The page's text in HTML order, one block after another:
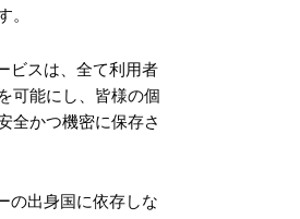
。
ビスは、全て利用者
可能にし、皆様の個
全かつ機密に保存さ
の出身国に依存しな